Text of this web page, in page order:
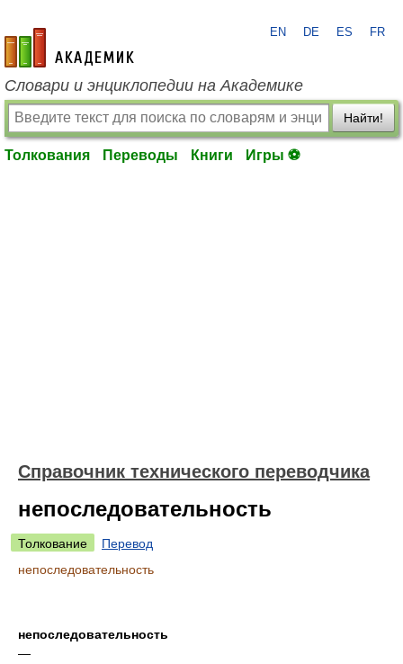
academic.ru
EN DE ES FR
Словари и энциклопедии на Академике
Найти!
Толкования Переводы Книги Игры ⚽
Справочник технического переводчика
непоследовательность
Толкование
Перевод
непоследовательность
непоследовательность
—